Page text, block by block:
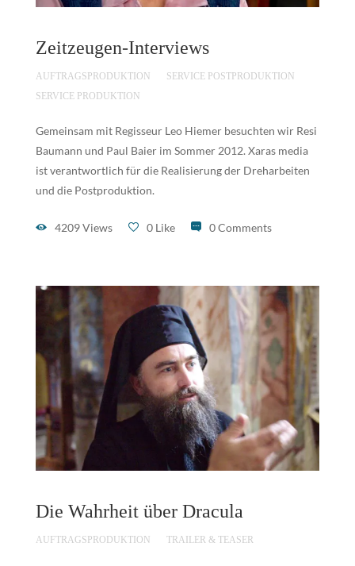
Zeitzeugen-Interviews
AUFTRAGSPRODUKTION
SERVICE POSTPRODUKTION
SERVICE PRODUKTION
Gemeinsam mit Regisseur Leo Hiemer besuchten wir Resi
Baumann und Paul Baier im Sommer 2012. Xaras media
ist verantwortlich für die Realisierung der Dreharbeiten
und die Postproduktion.
4209 Views 0 Like 0 Comments
Die Wahrheit über Dracula
AUFTRAGSPRODUKTION TRAILER & TEASER